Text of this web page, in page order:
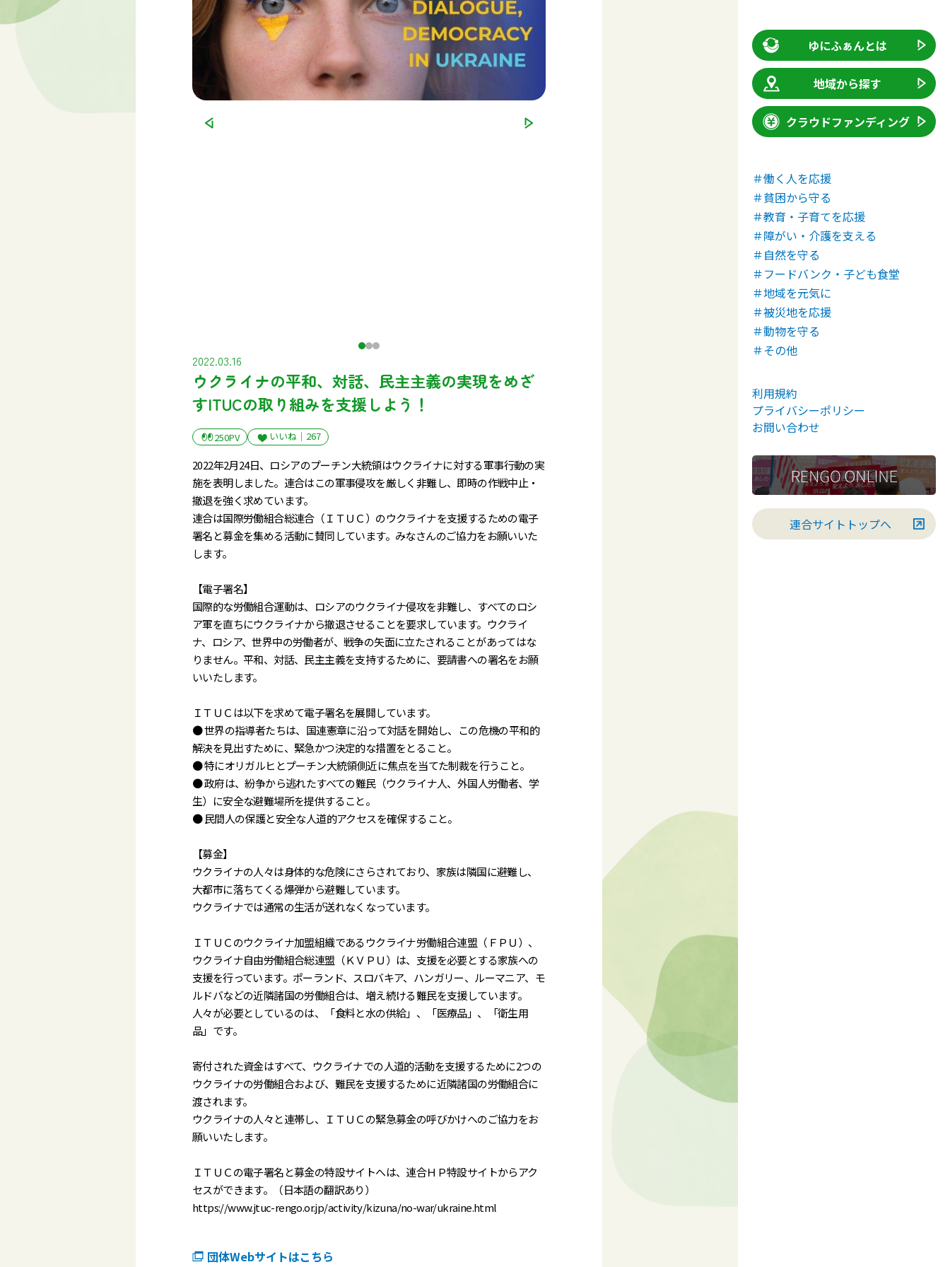
2022.03.16
ウクライナの平和、対話、民主主義の実現をめざ
すITUCの取り組みを支援しよう！
250PV いいね｜ 267
2022年2月24日、ロシアのプーチン大統領はウクライナに対する軍事行動の実
施を表明しました。連合はこの軍事侵攻を厳しく非難し、即時の作戦中止・
撤退を強く求めています。
連合は国際労働組合総連合（ＩＴＵＣ）のウクライナを支援するための電子
署名と募金を集める活動に賛同しています。みなさんのご協力をお願いいた
します。
【電子署名】
国際的な労働組合運動は、ロシアのウクライナ侵攻を非難し、すべてのロシ
ア軍を直ちにウクライナから撤退させることを要求しています。ウクライ
ナ、ロシア、世界中の労働者が、戦争の矢面に立たされることがあってはな
りません。平和、対話、民主主義を支持するために、要請書への署名をお願
いいたします。
ＩＴＵＣは以下を求めて電子署名を展開しています。
● 世界の指導者たちは、国連憲章に沿って対話を開始し、この危機の平和的
解決を見出すために、緊急かつ決定的な措置をとること。
● 特にオリガルヒとプーチン大統領側近に焦点を当てた制裁を行うこと。
● 政府は、紛争から逃れたすべての難民（ウクライナ人、外国人労働者、学
生）に安全な避難場所を提供すること。
● 民間人の保護と安全な人道的アクセスを確保すること。
【募金】
ウクライナの人々は身体的な危険にさらされており、家族は隣国に避難し、
大都市に落ちてくる爆弾から避難しています。
ウクライナでは通常の生活が送れなくなっています。
ＩＴＵＣのウクライナ加盟組織であるウクライナ労働組合連盟（ＦＰＵ）、
ウクライナ自由労働組合総連盟（ＫＶＰＵ）は、支援を必要とする家族への
支援を行っています。ポーランド、スロバキア、ハンガリー、ルーマニア、モ
ルドバなどの近隣諸国の労働組合は、増え続ける難民を支援しています。
人々が必要としているのは、「食料と水の供給」、「医療品」、「衛生用
品」です。
寄付された資金はすべて、ウクライナでの人道的活動を支援するために2つの
ウクライナの労働組合および、難民を支援するために近隣諸国の労働組合に
渡されます。
ウクライナの人々と連帯し、ＩＴＵＣの緊急募金の呼びかけへのご協力をお
願いいたします。
ＩＴＵＣの電子署名と募金の特設サイトへは、連合ＨＰ特設サイトからアク
セスができます。（日本語の翻訳あり）
https://www.jtuc-rengo.or.jp/activity/kizuna/no-war/ukraine.html
団体Webサイトはこちら
ゆにふぁんとは
地域から探す
クラウドファンディング
＃働く人を応援
＃貧困から守る
＃教育・子育てを応援
＃障がい・介護を支える
＃自然を守る
＃フードバンク・子ども食堂
＃地域を元気に
＃被災地を応援
＃動物を守る
＃その他
利用規約
プライバシーポリシー
お問い合わせ
連合サイトトップへ